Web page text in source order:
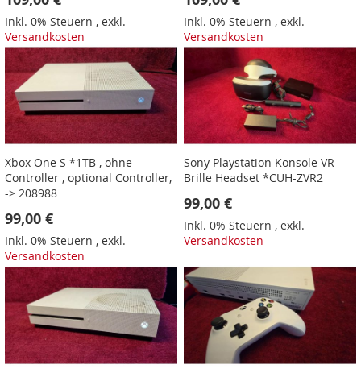
Inkl. 0% Steuern , exkl.
Versandkosten
Inkl. 0% Steuern ,exkl.
Versandkosten
Xbox One S *1TB , ohne
Controller , optional Controller,
-> 208988
99,00 €
Inkl. 0% Steuern , exkl.
Versandkosten
Sony Playstation Konsole VR
Brille Headset *CUH-ZVR2
99,00 €
Inkl. 0% Steuern ,exkl.
Versandkosten